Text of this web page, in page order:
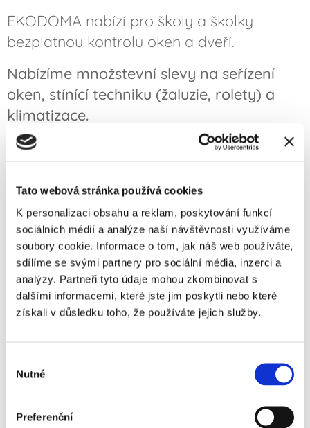
Tato webová stránka používá cookies
K personalizaci obsahu a reklam, poskytování funkcí
sociálních médií a analýze naší návštěvnosti využíváme
soubory cookie. Informace o tom, jak náš web používáte,
sdílíme se svými partnery pro sociální média, inzerci a
analýzy. Partneři tyto údaje mohou zkombinovat s
dalšími informacemi, které jste jim poskytli nebo které
získali v důsledku toho, že používáte jejich služby.
souhlasu
Nutné
Preferenční
EKODOMA nabízí pro školy a školky
bezplatnou kontrolu oken a dveří.
Nabízíme množstevní slevy na seřízení
oken, stínící techniku (žaluzie, rolety) a
klimatizace.
Realizace seřízení oken, montáž žaluzií a
minimálně omezen provoz školy např. v
době prázdnin.
Vybrané reference
Jsem spokojený se spoluprací s paní Durakova Anna.
obsáhlé. S pozdravem Ivo Vrba